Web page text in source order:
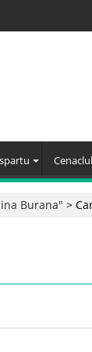
Cenaclul
Burana" >